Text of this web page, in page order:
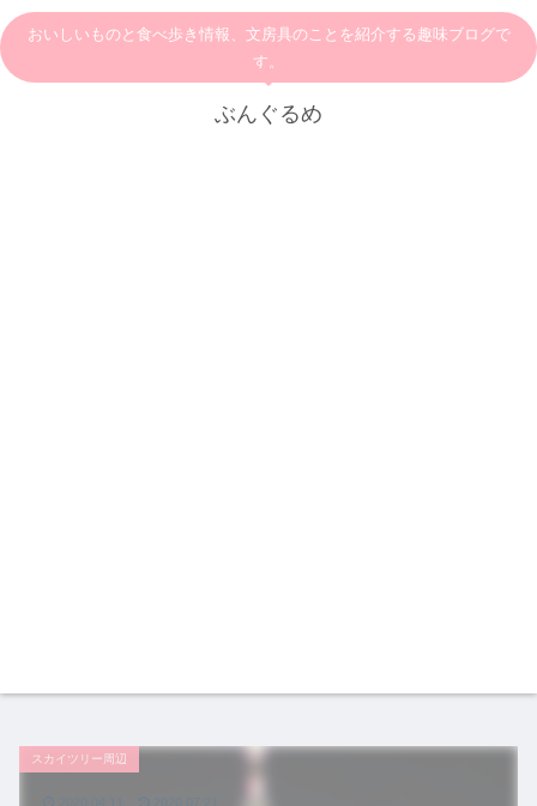
おいしいものと食べ歩き情報、文房具のことを紹介する趣味ブログで
す。
ぶんぐるめ
スカイツリー周辺